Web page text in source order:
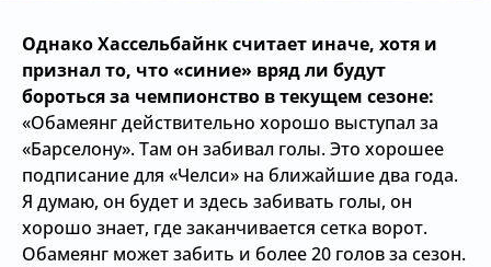
Однако Хассельбайнк считает иначе, хотя и
признал то, что «синие» вряд ли будут
бороться за чемпионство в текущем сезоне:
«Обамеянг действительно хорошо выступал за
«Барселону». Там он забивал голы. Это хорошее
подписание для «Челси» на ближайшие два года.
Я думаю, он будет и здесь забивать голы, он
хорошо знает, где заканчивается сетка ворот.
Обамеянг может забить и более 20 голов за сезон.